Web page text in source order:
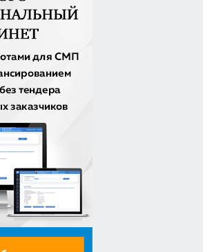
сумма сделки
ремонту и техническому
сделки